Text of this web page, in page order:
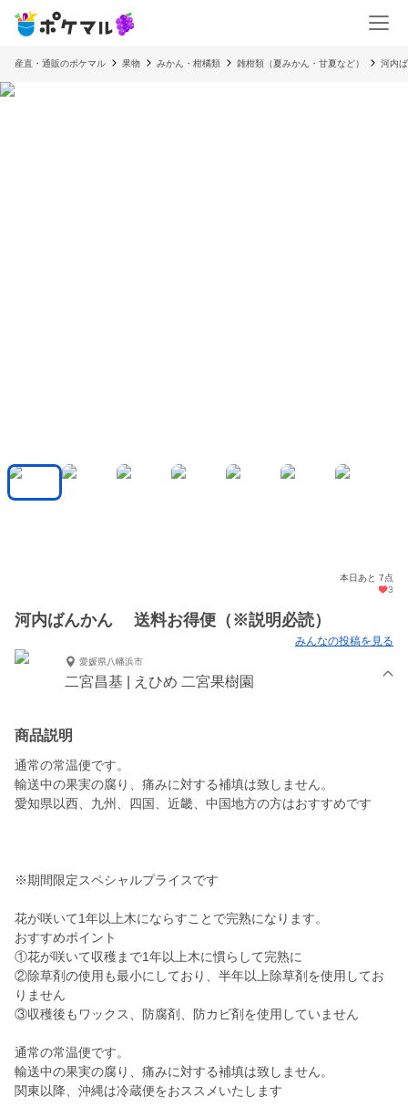
産直・通販のポケマル 果物 みかん・柑橘類 雑柑類（夏みかん・甘夏など） 河内
本日あと 7点
3
河内ばんかん 送料お得便（※説明必読）
みんなの投稿を見る
愛媛県八幡浜市
二宮昌基 | えひめ 二宮果樹園
商品説明
通常の常温便です。
輸送中の果実の腐り、痛みに対する補填は致しません。
愛知県以西、九州、四国、近畿、中国地方の方はおすすめです
※期間限定スペシャルプライスです
花が咲いて1年以上木にならすことで完熟になります。
おすすめポイント
①花が咲いて収穫まで1年以上木に慣らして完熟に
②除草剤の使用も最小にしており、半年以上除草剤を使用してお
りません
③収穫後もワックス、防腐剤、防カビ剤を使用していません
通常の常温便です。
輸送中の果実の腐り、痛みに対する補填は致しません。
関東以降、沖縄は冷蔵便をおススメいたします